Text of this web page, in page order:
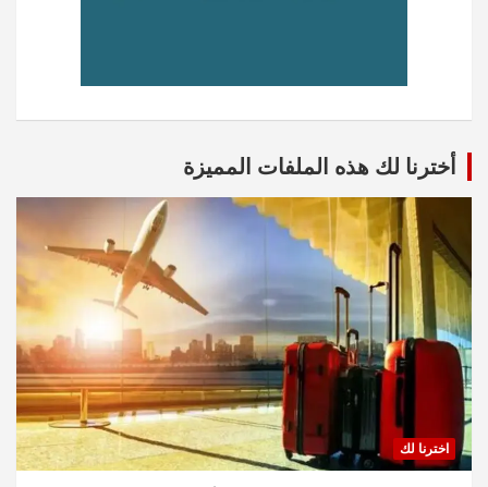
أخترنا لك هذه الملفات المميزة
اخترنا لك